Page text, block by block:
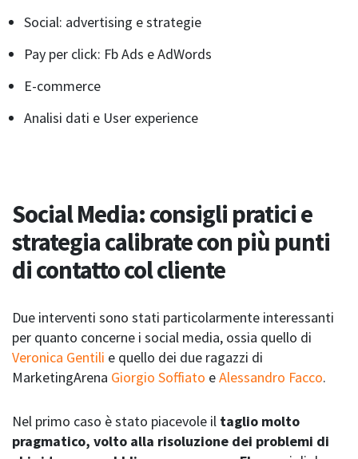
Social: advertising e strategie
Pay per click: Fb Ads e AdWords
E-commerce
Analisi dati e User experience
Social Media: consigli pratici e
strategia calibrate con più punti
di contatto col cliente
Due interventi sono stati particolarmente interessanti
per quanto concerne i social media, ossia quello di
Veronica Gentili e quello dei due ragazzi di
MarketingArena Giorgio Soffiato eAlessandro Facco.
Nel primo caso è stato piacevole il taglio molto
pragmatico, volto alla risoluzione dei problemi di